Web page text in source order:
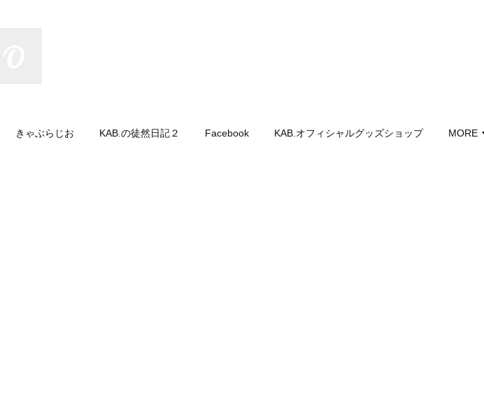
きゃぶらじお KAB.の徒然日記２ Facebook KAB.オフィシャルグッズショップ MORE